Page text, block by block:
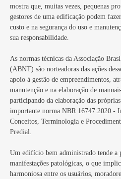
mostra que, muitas vezes, pequenas
gestores de uma edificação podem
custo e na segurança do uso e
sua responsabilidade.
As normas técnicas da Associação
(ABNT) são norteadoras das ações
apoio à gestão de empreendimentos,
manutenção e na elaboração de
participando da elaboração das
importante norma NBR 16747:2020 -
Conceitos, Terminologia e
Predial.
Um edifício bem administrado tende a
manifestações patológicas, o que
harmoniosa entre os usuários,